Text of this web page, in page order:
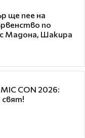
ще пее на
по
Мадона, Шакира
CON 2026:
свят!